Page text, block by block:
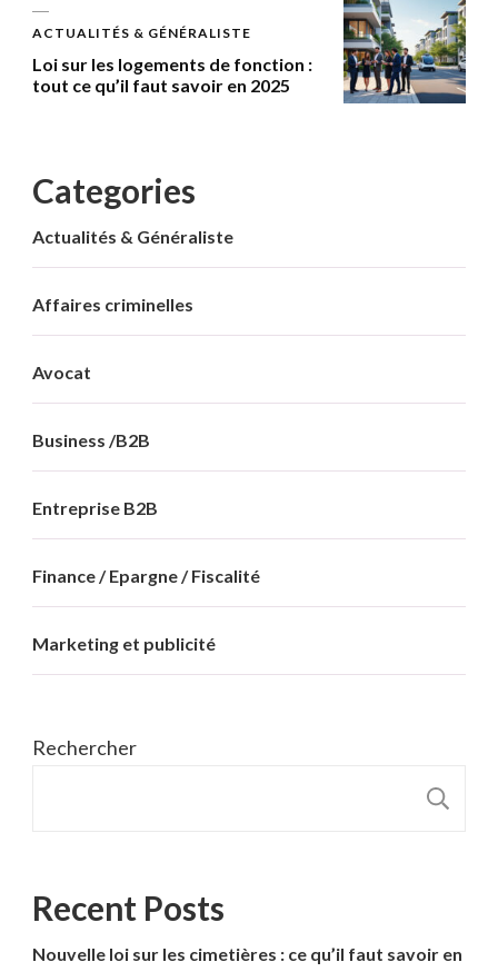
ACTUALITÉS & GÉNÉRALISTE
Loi sur les logements de fonction :
tout ce qu’il faut savoir en 2025
Categories
Actualités & Généraliste
Affaires criminelles
Avocat
Business /B2B
Entreprise B2B
Finance / Epargne / Fiscalité
Marketing et publicité
Rechercher
Recent Posts
Nouvelle loi sur les cimetières : ce qu’il faut savoir en